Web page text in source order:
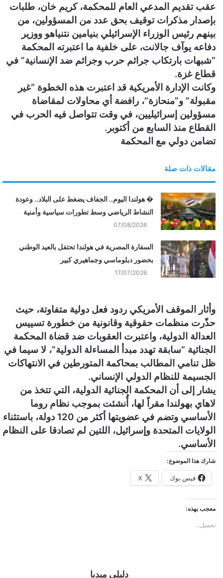
عقب تقديم المدعي العام للمحكمة، كريم خان، طلبات
بإصدار مذكرات توقيف بحق عدد من المسؤولين، من
بينهم رئيس الوزراء الإسرائيلي بنيامين نتنياهو ووزير
دفاعه يوآف جالانت، على خلفية ما اعتبرته المحكمة
“شبهات بارتكاب جرائم حرب وجرائم ضد الإنسانية” في
قطاع غزة.
وكانت الإدارة الأمريكية قد اعتبرت هذه الخطوة “غير
مقبولة” و”منحازة”، رافضة أي محاولات لمقاضاة
مسؤولين إسرائيليين، في وقت تتواصل فيه الحرب في
القطاع منذ السابع من أكتوبر.
تضامن دولي مع المحكمة
مقالات ذات صلة
� هولندا اليوم.. الجفاف يضغط على البلاد.. وعودة
النشاط الرياضي وسط تطورات سياسية وأمنية
07/08/2026
السفارة المصرية في هولندا تحتفل بالعيد الوطني
بحضور دبلوماسي وجماهيري كبير
17/07/2026
وأثار الموقف الأمريكي ردود فعل دولية متفاوتة، حيث
حذّرت منظمات حقوقية وقانونية من خطورة تسييس
العدالة الدولية، واعتبرت العقوبات ضد قضاة المحكمة
الجنائية “سابقة تهدد مبدأ المساءلة الدولية”، لا سيما في
ظل تنامي المطالب بمحاكمة المتورطين في الانتهاكات
الجسيمة للنظام الدولي الإنساني.
يشار إلى أن المحكمة الجنائية الدولية، التي تتخذ من
لاهاي بهولندا مقراً لها، أُنشئت بموجب نظام روما
الأساسي وتضم في عضويتها أكثر من 120 دولة، باستثناء
الولايات المتحدة وإسرائيل، اللتين لم تصادقا على النظام
الأساسي.
شارك هذا الموضوع:
فيس بوك X
معجب بهذه:
تحميل...
دليلي ميديا